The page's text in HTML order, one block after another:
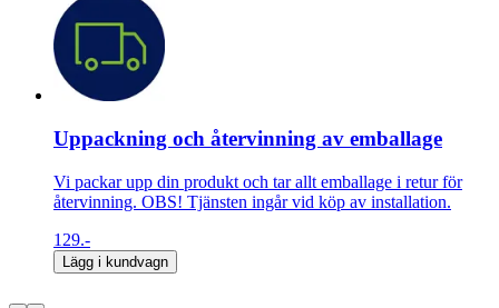
Uppackning och återvinning av emballage
Vi packar upp din produkt och tar allt emballage i retur för
återvinning. OBS! Tjänsten ingår vid köp av installation.
129.-
Lägg i kundvagn